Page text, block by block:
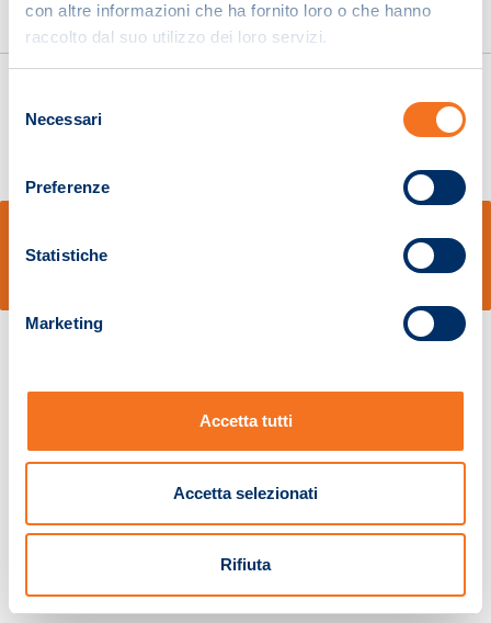
con altre informazioni che ha fornito loro o che hanno
raccolto dal suo utilizzo dei loro servizi.
delNecessari
Preferenze
Statistiche
Marketing
Accetta tutti
Accetta selezionati
Rifiuta
Pistoia 01680210505 – R.E.A. n.155974 - Cap.Soc. € 2.000.000,00 i.v. La
Società adotta il Codice Etico D.lgs. 231/01